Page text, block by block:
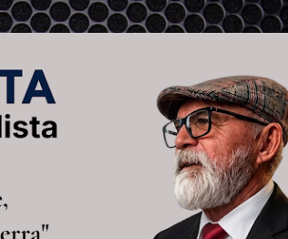
principal